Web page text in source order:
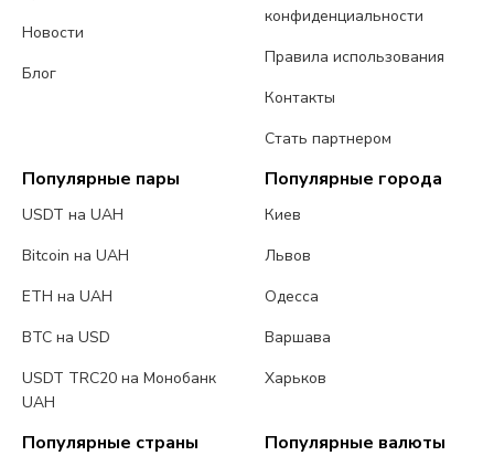
Новости
Блог
конфиденциальности
Правила использования
Контакты
Стать партнером
Популярные пары
USDT на UAH
Bitcoin на UAH
ETH на UAH
BTC на USD
USDT TRC20 на Монобанк
UAH
Популярные города
Киев
Львов
Одесса
Варшава
Харьков
Популярные страны Популярные валюты